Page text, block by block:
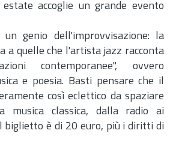
accoglie un grande evento
genio dell'improvvisazione: la
a quelle che l'artista jazz racconta
contemporanee", ovvero
e poesia. Basti pensare che il
così eclettico da spaziare
musica classica, dalla radio ai
biglietto è di 20 euro, più i diritti di